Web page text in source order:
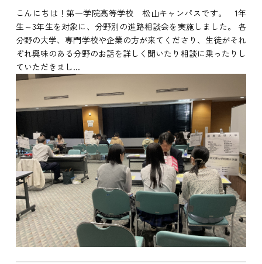
こんにちは！第一学院高等学校 松山キャンパスです。 1年
生～3年生を対象に、分野別の進路相談会を実施しました。 各
分野の大学、専門学校や企業の方が来てくださり、生徒がそれ
ぞれ興味のある分野のお話を詳しく聞いたり相談に乗ったりし
ていただきまし...